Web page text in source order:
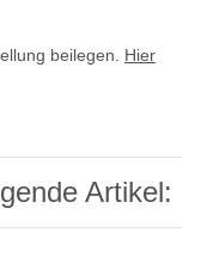
beilegen. Hier
Artikel: